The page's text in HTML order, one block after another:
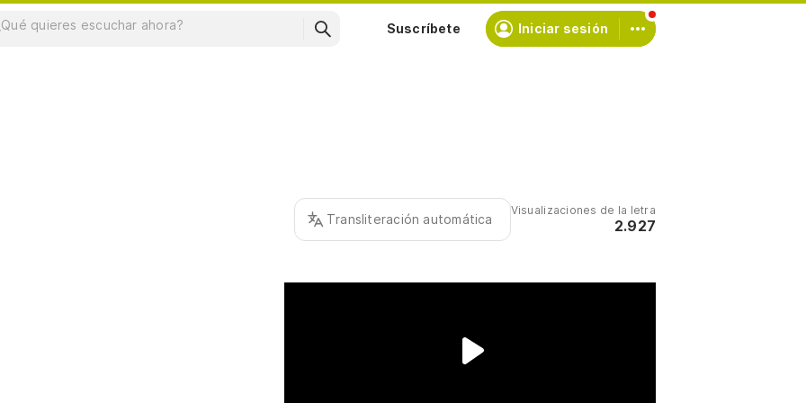
Suscríbete Iniciar sesión
Transliteración automática
Visualizaciones de la letra
2.927